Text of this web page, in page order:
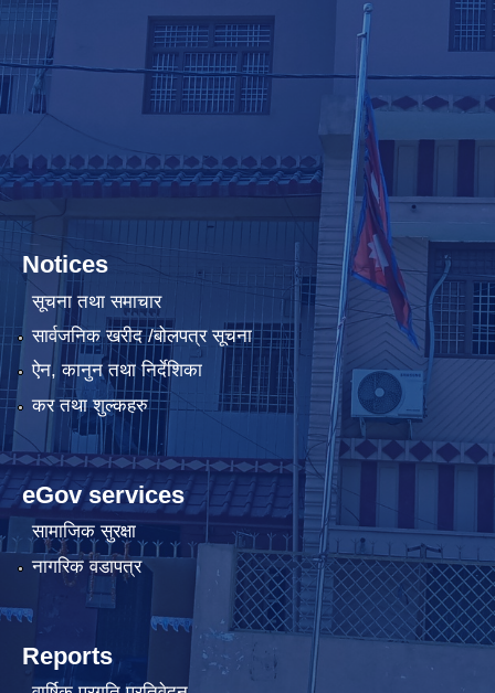
Notices
सूचना तथा समाचार
सार्वजनिक खरीद /बोलपत्र सूचना
ऐन, कानुन तथा निर्देशिका
कर तथा शुल्कहरु
eGov services
सामाजिक सुरक्षा
नागरिक वडापत्र
Reports